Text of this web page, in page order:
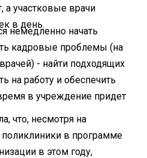
а участковые врачи
в день.
немедленно начать
кад­ровые проблемы (на
- найти подходящих
на работу и обеспечить
в учреждение придет
что, несмотря на
в программе
в этом году,